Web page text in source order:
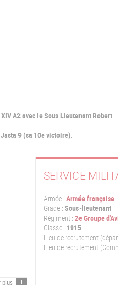
A2 avec le Sous Lieutenant Robert
9 (sa 10e victoire).
plus
SERVICE
Armée : Armée française
Grade : Sous-lieutenant
Régiment : 2e Groupe
Classe : 1915
Lieu de recrutement
Lieu de recrutement